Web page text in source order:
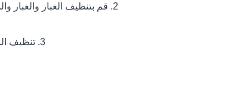
2. قم بتنظيف الغبار والغبار والشحوم بانتظام في غرفة الفراغ والمكونات ، وذلك لتجنب تراكم الغبار والفشل غير الضروري الناجم عن الاستخدام على المدى الطويل.
3. تنظيف السطح الداخلي للمفاعل. يمكن تفكيك معظم المفاعلات وتنظيفها ، بينما يجب تنظيف المفاعلات الكبيرة في الموقع مع عوامل التنظيف.